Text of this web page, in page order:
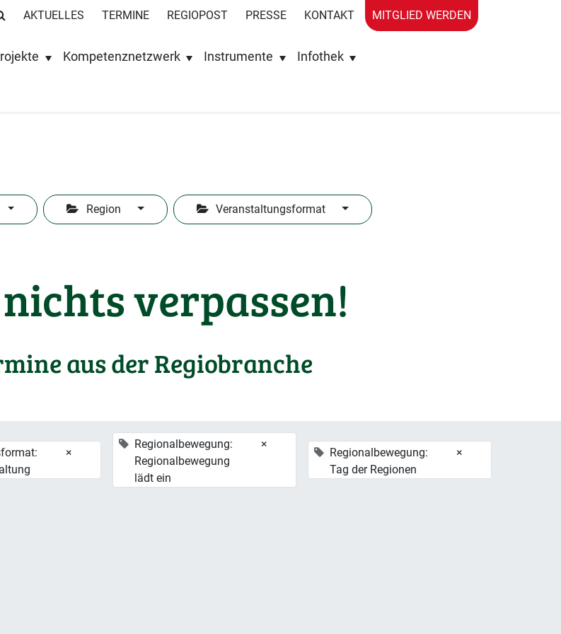
AKTUELLES TERMINE REGIOPOST PRESSE KONTAKT MITGLIED WERDEN
Kompetenznetzwerk Instrumente Infothek
Region Veranstaltungsformat
verpassen!
aus der Regiobranche
×
Regionalbewegung:
Regionalbewegung
lädt ein
×
Regionalbewegung:
Tag der Regionen
×